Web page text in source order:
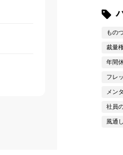
もの
裁量
年間
フレ
メン
社員
風通